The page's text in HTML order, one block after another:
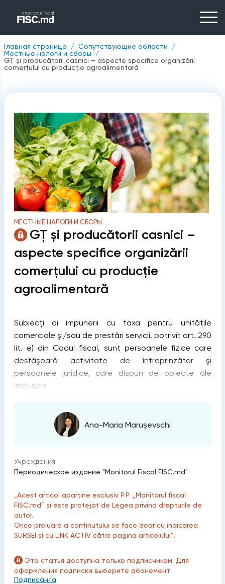
Главная страница
Сопутствующие области
Местные налоги и сборы
GȚ și producătorii casnici – aspecte specifice organizării
comerțului cu producție agroalimentară
МЕСТНЫЕ НАЛОГИ И СБОРЫ
GȚ și producătorii casnici –
aspecte specifice organizării
comerțului cu producție
agroalimentară
Subiecți ai impunerii cu taxa pentru unităţile
comerciale şi/sau de prestări servicii, potrivit art. 290
lit. e) din Codul fiscal, sunt persoanele fizice care
desfăşoară activitate de întreprinzător şi
persoanele juridice, care dispun de obiecte ale
impunerii.
Ana-Maria Marușevschi
Учреждения:
Периодическое издание "Monitorul Fiscal FISC.md"
„Acest articol aparține exclusiv P.P. „Monitorul fiscal
FISC.md” și este protejat de Legea privind drepturile de
autor.
Orice preluare a conținutului se face doar cu indicarea
SURSEI și cu LINK ACTIV către pagina articolului”.
Эта статья доступна только подписчикам. Для
оформления подписки выберите абонемент
Подписан/а